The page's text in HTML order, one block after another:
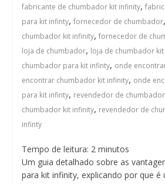
fabricante de chumbador kit infinity,
para kit infinty,fornecedor de chumbador
chumbador kit infinity,fornecedor de
loja de chumbador, loja de chumbador
chumbador para kit infinty, onde
encontrar chumbador kit infinity, onde
para kit infinty, revendedor de chumbador
chumbador kit infinity, revendedor de
infinty
Tempo de leitura: 2 minutos
Um guia detalhado sobre as
para kit infinity, explicando por que é